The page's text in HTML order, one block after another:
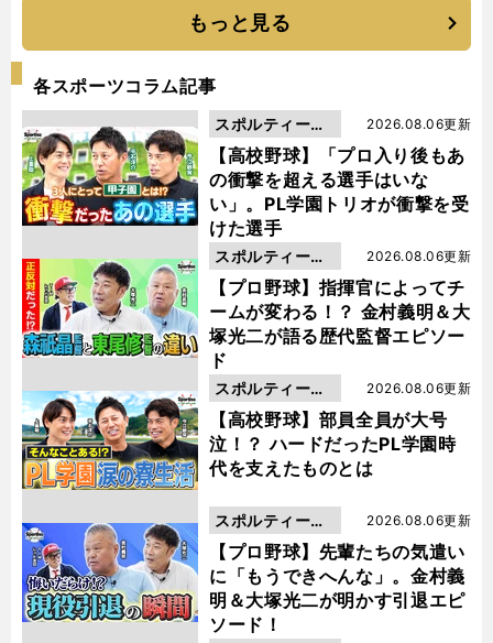
もっと見る
各スポーツコラム記事
【高校野球】「プロ入り後もあ
の衝撃を超える選手はいな
い」。PL学園トリオが衝撃を受
けた選手
2026.08.06更新
スポルティーバ
動画
【プロ野球】指揮官によってチ
ームが変わる！？ 金村義明＆大
塚光二が語る歴代監督エピソー
ド
2026.08.06更新
スポルティーバ
動画
【高校野球】部員全員が大号
泣！？ ハードだったPL学園時
代を支えたものとは
2026.08.06更新
スポルティーバ
動画
【プロ野球】先輩たちの気遣い
に「もうできへんな」。金村義
明＆大塚光二が明かす引退エピ
ソード！
2026.08.06更新
スポルティーバ
動画